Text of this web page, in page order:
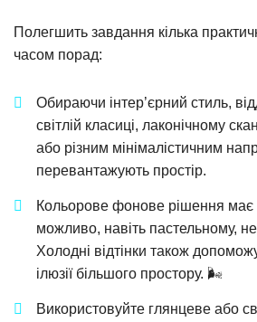
Полегшить завдання кілька
часом порад:
Обираючи інтер’єрний стиль,
світлій класиці, лаконічному
або різним мінімалістичним
перевантажують простір.
Кольорове фонове рішення має
можливо, навіть пастельному,
Холодні відтінки також
ілюзії більшого простору. 🌬️
Використовуйте глянцеве або